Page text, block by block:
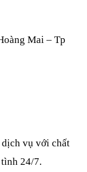
Mai – Tp
dịch vụ với chất
24/7.